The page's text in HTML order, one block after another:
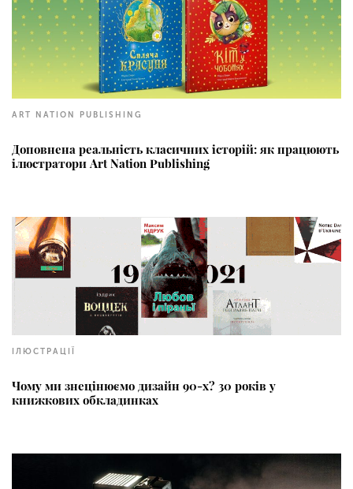
ART NATION PUBLISHING
Доповнена реальність класичних історій: як працюють
ілюстратори Art Nation Publishing
ІЛЮСТРАЦІЇ
Чому ми знецінюємо дизайн 90-х? 30 років у
книжкових обкладинках